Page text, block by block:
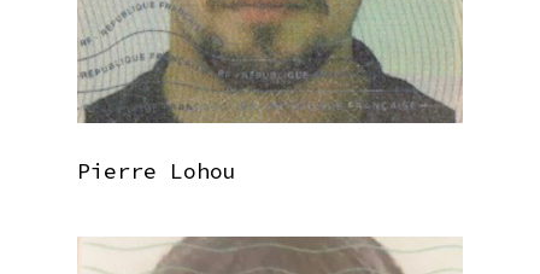
Pierre Lohou